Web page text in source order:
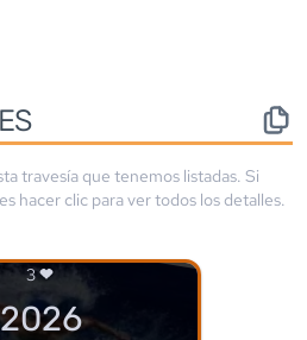
travesía que tenemos listadas. Si
hacer clic para ver todos los detalles.
3
2026